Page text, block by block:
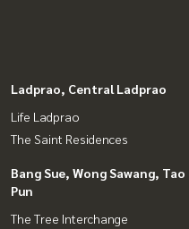
Ladprao, Central Ladprao
Life Ladprao
The Saint Residences
Bang Sue, Wong Sawang, Tao
Pun
The Tree Interchange